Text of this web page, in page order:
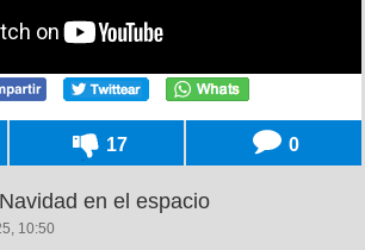
17 0
en el espacio
10:50